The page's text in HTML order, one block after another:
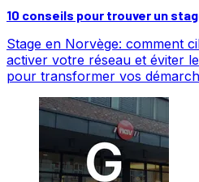
10 conseils pour trouver un
Stage en Norvège: comment
activer votre réseau et éviter
pour transformer vos